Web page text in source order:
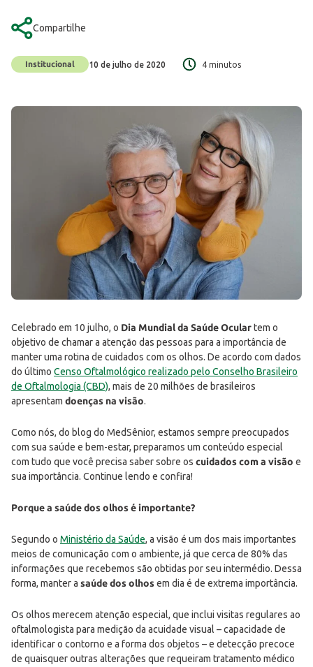
Compartilhe
10 de julho de 2020 4 minutos
Institucional
Celebrado em 10 julho, o Dia Mundial da Saúde Oculartem o
objetivo de chamar a atenção das pessoas para a importância de
manter uma rotina de cuidados com os olhos. De acordo com dados
do último Censo Oftalmológico realizado pelo Conselho Brasileiro
de Oftalmologia (CBD), mais de 20 milhões de brasileiros
apresentam doenças na visão.
Como nós, do blog do MedSênior, estamos sempre preocupados
com sua saúde e bem-estar, preparamos um conteúdo especial
com tudo que você precisa saber sobre os cuidados com a visão e
sua importância. Continue lendo e confira!
Porque a saúde dos olhos é importante?
Segundo o Ministério da Saúde, a visão é um dos mais importantes
meios de comunicação com o ambiente, já que cerca de 80% das
informações que recebemos são obtidas por seu intermédio. Dessa
forma, manter a saúde dos olhosem dia é de extrema importância.
Os olhos merecem atenção especial, que inclui visitas regulares ao
oftalmologista para medição da acuidade visual – capacidade de
identificar o contorno e a forma dos objetos – e detecção precoce
de quaisquer outras alterações que requeiram tratamento médico